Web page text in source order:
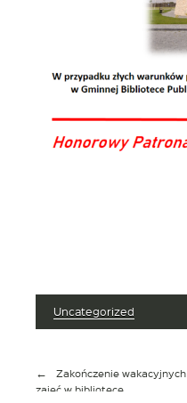
Uncategorized
Nawigacja
wpisu
Zakończenie wakacyjnych
zajęć w bibliotece